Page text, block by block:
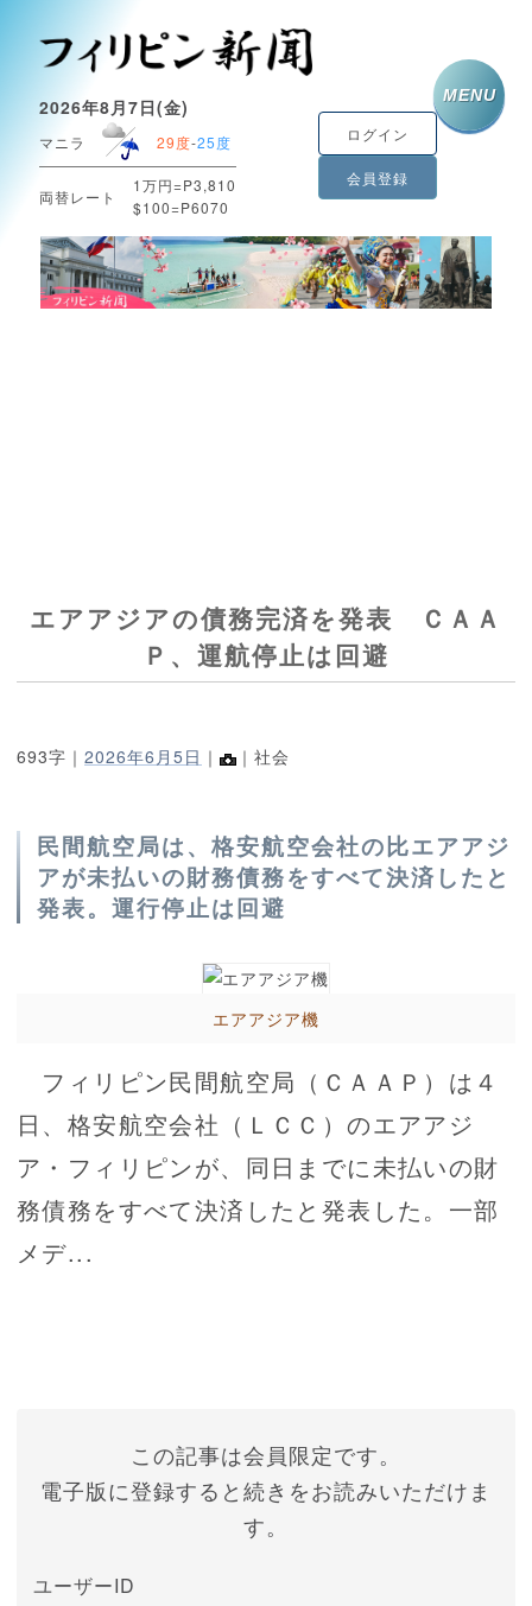
2026年8月7日(金)
マニラ 29度-25度
両替レート
1万円=P3,810
$100=P6070
ログイン
会員登録
MENU
エアアジアの債務完済を発表 ＣＡＡ
Ｐ、運航停止は回避
693字｜ 2026年6月5日 ｜ ｜社会
民間航空局は、格安航空会社の比エアアジ
アが未払いの財務債務をすべて決済したと
発表。運行停止は回避
エアアジア機
フィリピン民間航空局（ＣＡＡＰ）は４
日、格安航空会社（ＬＣＣ）のエアアジ
ア・フィリピンが、同日までに未払いの財
務債務をすべて決済したと発表した。一部
メデ...
この記事は会員限定です。
電子版に登録すると続きをお読みいただけま
す。
ユーザーID